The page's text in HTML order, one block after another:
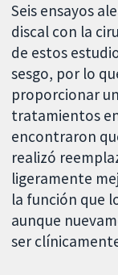
Seis ensayos
discal con la
de estos
sesgo, por lo
proporcionar
tratamientos
encontraron
realizó
ligeramente
la función que
aunque
ser